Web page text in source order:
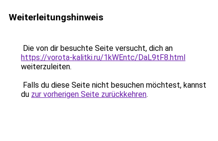
Weiterleitungshinweis
Die von dir besuchte Seite versucht, dich an
https://vorota-kalitki.ru/1kWEntc/DaL9tF8.html
weiterzuleiten.
Falls du diese Seite nicht besuchen möchtest, kannst
du zur vorherigen Seite zurückkehren.